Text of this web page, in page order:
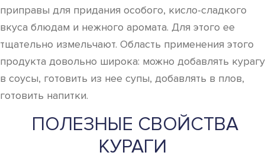
приправы для придания особого, кисло-сладкого
вкуса блюдам и нежного аромата. Для этого ее
тщательно измельчают. Область применения этого
продукта довольно широка: можно добавлять курагу
в соусы, готовить из нее супы, добавлять в плов,
готовить напитки.
ПОЛЕЗНЫЕ СВОЙСТВА
КУРАГИ